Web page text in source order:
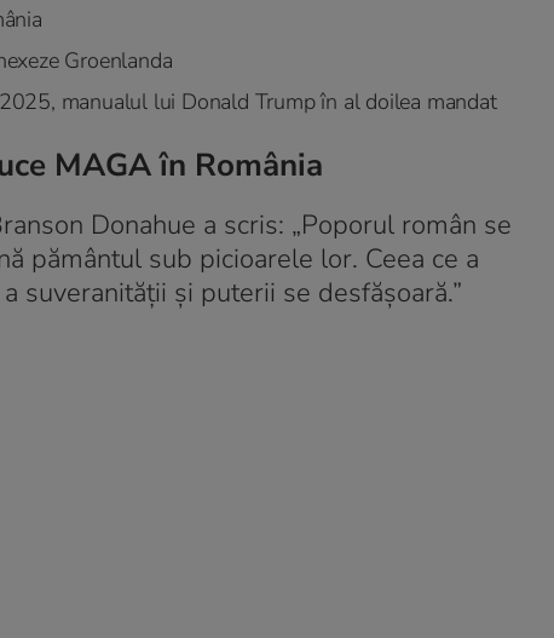
Groenlanda
manualul lui Donald Trump în al doilea mandat
MAGA în România
Donahue a scris: „Poporul român se
pământul sub picioarele lor. Ceea ce a
suveranității și puterii se desfășoară.”